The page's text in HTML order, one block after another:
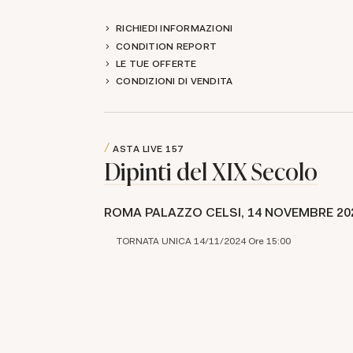
RICHIEDI INFORMAZIONI
CONDITION REPORT
LE TUE OFFERTE
CONDIZIONI DI VENDITA
ASTA LIVE 157
Dipinti del XIX Secolo
ROMA PALAZZO CELSI, 14 NOVEMBRE
TORNATA UNICA 14/11/2024 Ore 15:00